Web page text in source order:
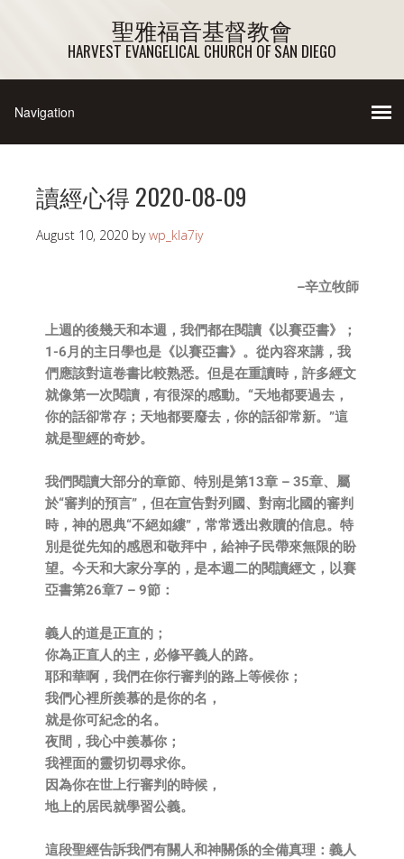
聖雅福音基督教會
HARVEST EVANGELICAL CHURCH OF SAN DIEGO
讀經心得 2020-08-09
August 10, 2020 bywp_kla7iy
–辛立牧師
上週的後幾天和本週，我們都在閱讀《以賽亞書》；
1-6月的主日學也是《以賽亞書》。從內容來講，我
們應該對這卷書比較熟悉。但是在重讀時，許多經文
就像第一次閱讀，有很深的感動。“天地都要過去，
你的話卻常存；天地都要廢去，你的話卻常新。”這
就是聖經的奇妙。
我們閱讀大部分的章節、特別是第13章 – 35章、屬
於“審判的預言”，但在宣告對列國、對南北國的審判
時，神的恩典“不絕如縷”，常常透出救贖的信息。特
別是從先知的感恩和敬拜中，給神子民帶來無限的盼
望。今天和大家分享的，是本週二的閱讀經文，以賽
亞書第26章7 – 9節：
義人的道是正直的；
你為正直人的主，必修平義人的路。
耶和華啊，我們在你行審判的路上等候你；
我們心裡所羨慕的是你的名，
就是你可紀念的名。
夜間，我心中羨慕你；
我裡面的靈切切尋求你。
因為你在世上行審判的時候，
地上的居民就學習公義。
這段聖經告訴我們有關人和神關係的全備真理：義人